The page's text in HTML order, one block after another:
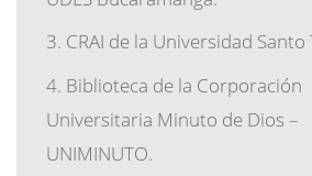
CRAI de la Universidad Santo
Biblioteca de la Corporación
Universitaria Minuto de Dios –
UNIMINUTO.